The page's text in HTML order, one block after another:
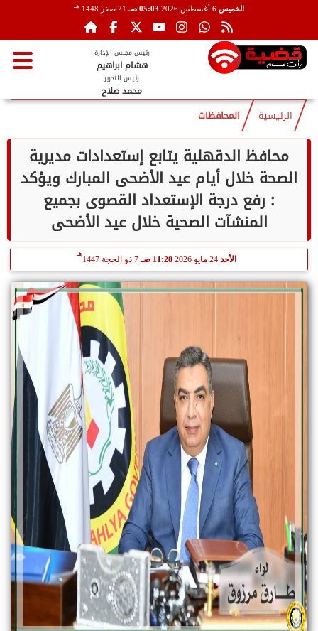
الخميس 05:03 صـ 21 صفر 1448 هـ
رئيس مجلس الإدارة
هشام ابراهيم
رئيس التحرير
محمد صلاح
الرئيسية المحافظات
محافظ الدقهلية يتابع إستعدادات مديرية
الصحة خلال أيام عيد الأضحى المبارك ويؤكد
: رفع درجة الإستعداد القصوى بجميع
المنشآت الصحية خلال عيد الأضحى
الأحد 24 مايو 2026 11:28 صـ 7 ذو الحجة 1447
هـ